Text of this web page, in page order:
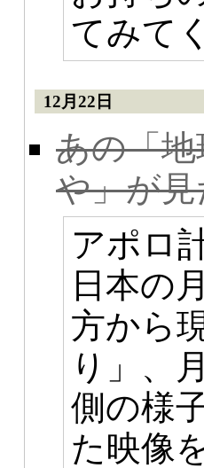
てみて
12月22日
あの「
や」が
アポロ
日本の
方から
り」、
側の様
た映像